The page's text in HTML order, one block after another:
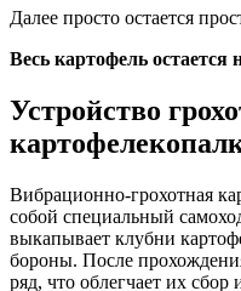
Далее просто остается
Весь картофель остается
Устройство
Вибрационно-грохотная
собой специальный
выкапывает клубни
бороны. После
ряд, что облегчает их сбор